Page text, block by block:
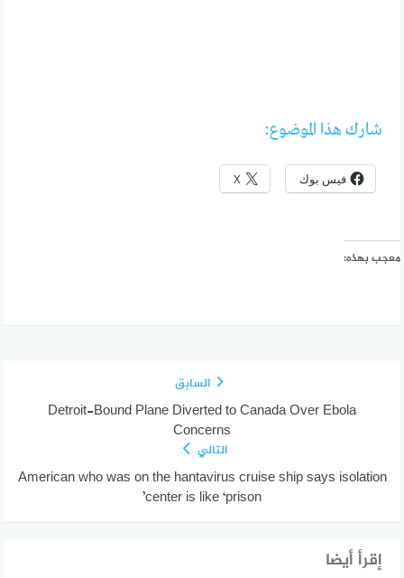
شارك هذا الموضوع:
فيس بوك X
معجب بهذه:
السابق
Detroit-Bound Plane Diverted to Canada Over Ebola
Concerns
التالي
American who was on the hantavirus cruise ship says isolation
center is like ‘prison’
إقرأ أيضا